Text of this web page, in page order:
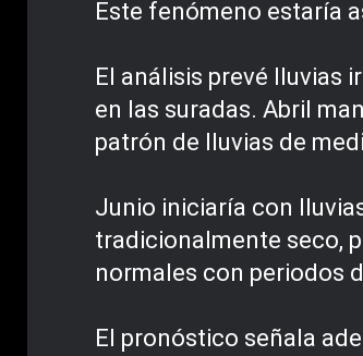
Este fenómeno estaría
El análisis prevé lluvias
en las suradas. Abril
patrón de lluvias de
Junio iniciaría con
tradicionalmente seco,
normales con periodos
El pronóstico señala